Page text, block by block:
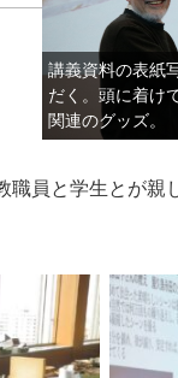
講義資料の表紙
だく。頭に着け
関連のグッズ。
員と学生とが親